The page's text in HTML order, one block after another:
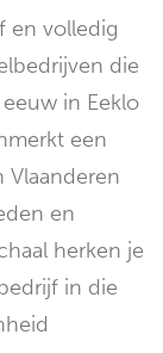
en volledig
die
in Eeklo
een
Vlaanderen
en
herken je
in die